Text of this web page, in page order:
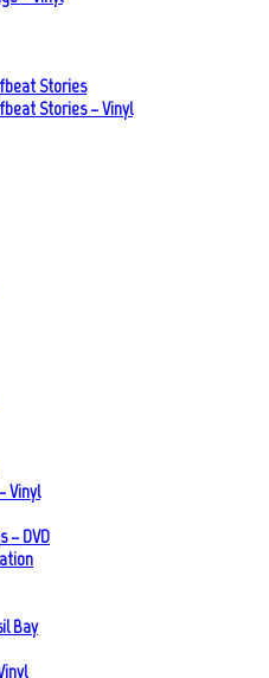
Stories
Stories – Vinyl
Vinyl
– DVD
Bay